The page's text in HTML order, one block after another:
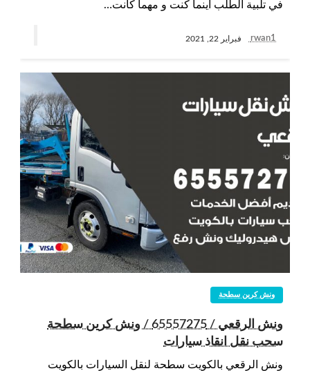
في تلبية الطلب أينما كنت و مهما كانت…
rwan1 فبراير 22, 2021
ونش كرين سطحة
ونش الرقعي / 65557275 / ونش كرين سطحة
سحب نقل انقاذ سيارات
ونش الرقعي بالكويت سطحة لنقل السيارات بالكويت